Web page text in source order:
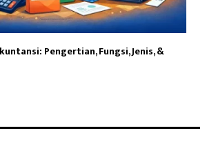
Pengertian, Fungsi, Jenis, &